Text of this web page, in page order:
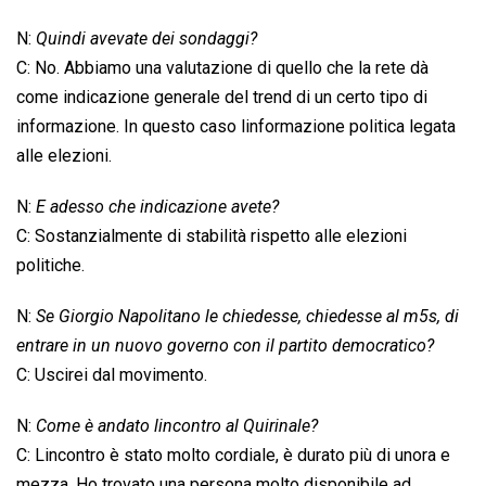
N: Quindi avevate dei sondaggi?
C: No. Abbiamo una valutazione di quello che la rete dà
come indicazione generale del trend di un certo tipo di
informazione. In questo caso linformazione politica legata
alle elezioni.
N: E adesso che indicazione avete?
C: Sostanzialmente di stabilità rispetto alle elezioni
politiche.
N: Se Giorgio Napolitano le chiedesse, chiedesse al m5s, di
entrare in un nuovo governo con il partito democratico?
C: Uscirei dal movimento.
N: Come è andato lincontro al Quirinale?
C: Lincontro è stato molto cordiale, è durato più di unora e